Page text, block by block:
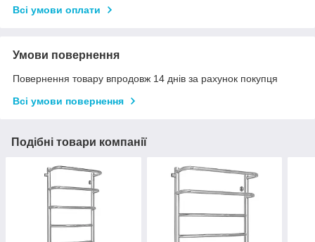
Всі умови оплати
Умови повернення
Повернення товару впродовж 14 днів за рахунок покупця
Всі умови повернення
Подібні товари компанії